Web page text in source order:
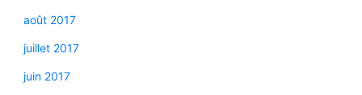
août 2017
juillet 2017
juin 2017